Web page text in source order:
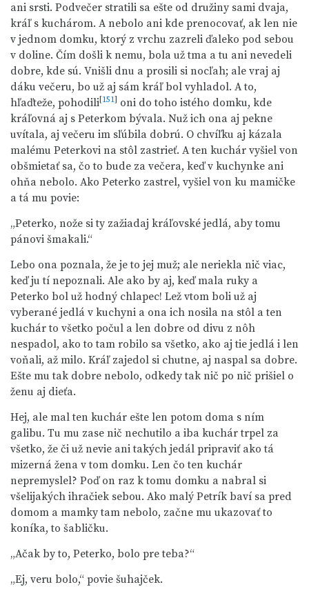
ani srsti. Podvečer stratili sa ešte od družiny sami dvaja,
kráľ s kuchárom. A nebolo ani kde prenocovať, ak len nie
v jednom domku, ktorý z vrchu zazreli ďaleko pod sebou
v doline. Čím došli k nemu, bola už tma a tu ani nevedeli
dobre, kde sú. Vnišli dnu a prosili si nocľah; ale vraj aj
dáku večeru, bo už aj sám kráľ bol vyhladol. A to,
hľaďteže, pohodili[151] oni do toho istého domku, kde
kráľovná aj s Peterkom bývala. Nuž ich ona aj pekne
uvítala, aj večeru im sľúbila dobrú. O chvíľku aj kázala
malému Peterkovi na stôl zastrieť. A ten kuchár vyšiel von
obšmietať sa, čo to bude za večera, keď v kuchynke ani
ohňa nebolo. Ako Peterko zastrel, vyšiel von ku mamičke
a tá mu povie:
„Peterko, nože si ty zažiadaj kráľovské jedlá, aby tomu
pánovi šmakali.“
Lebo ona poznala, že je to jej muž; ale neriekla nič viac,
keď ju tí nepoznali. Ale ako by aj, keď mala ruky a
Peterko bol už hodný chlapec! Lež vtom boli už aj
vyberané jedlá v kuchyni a ona ich nosila na stôl a ten
kuchár to všetko počul a len dobre od divu z nôh
nespadol, ako to tam robilo sa všetko, ako aj tie jedlá i len
voňali, až milo. Kráľ zajedol si chutne, aj naspal sa dobre.
Ešte mu tak dobre nebolo, odkedy tak nič po nič prišiel o
ženu aj dieťa.
Hej, ale mal ten kuchár ešte len potom doma s ním
galibu. Tu mu zase nič nechutilo a iba kuchár trpel za
všetko, že či už nevie ani takých jedál pripraviť ako tá
mizerná žena v tom domku. Len čo ten kuchár
nepremyslel? Poď on raz k tomu domku a nabral si
všelijakých ihračiek sebou. Ako malý Petrík baví sa pred
domom a mamky tam nebolo, začne mu ukazovať to
koníka, to šabličku.
„Ačak by to, Peterko, bolo pre teba?“
„Ej, veru bolo,“ povie šuhajček.